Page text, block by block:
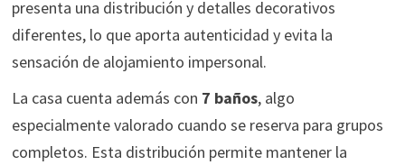
presenta una distribución y detalles decorativos
diferentes, lo que aporta autenticidad y evita la
sensación de alojamiento impersonal.
La casa cuenta además con 7 baños, algo
especialmente valorado cuando se reserva para grupos
completos. Esta distribución permite mantener la